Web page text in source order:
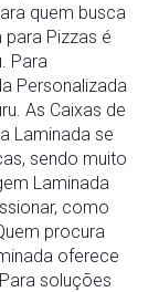
quem busca
Pizzas é
Para
Personalizada
As Caixas de
Laminada se
sendo muito
Laminada
como
procura
oferece
soluções